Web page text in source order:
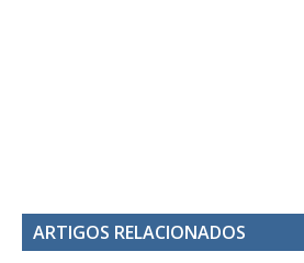
ARTIGOS RELACIONADOS